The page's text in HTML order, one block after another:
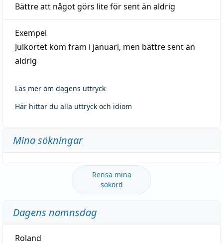
Bättre att något görs lite för sent än aldrig
Exempel
Julkortet kom fram i januari, men bättre sent än
aldrig
Läs mer om dagens uttryck
Här hittar du alla uttryck och idiom
Mina sökningar
Rensa mina
sökord
Dagens namnsdag
Roland